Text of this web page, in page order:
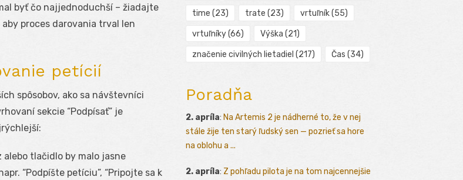
byť čo najjednoduchší – žiadajte
proces darovania trval len
petícií
spôsobov, ako sa návštevníci
sekcie “Podpísať” je
alebo tlačidlo by malo jasne
“Podpíšte petíciu”, “Pripojte sa k
time (23) trate (23) vrtuľník(55)
vrtuľníky(66) Výška (21)
značenie civilných lietadiel (217) Čas (34)
Poradňa
2. apríla: Na Artemis 2 je nádherné to, že v nej
stále žije ten starý ľudský sen — pozrieť sa hore
na oblohu a ...
2. apríla: Z pohľadu pilota je na tom najcennejšie